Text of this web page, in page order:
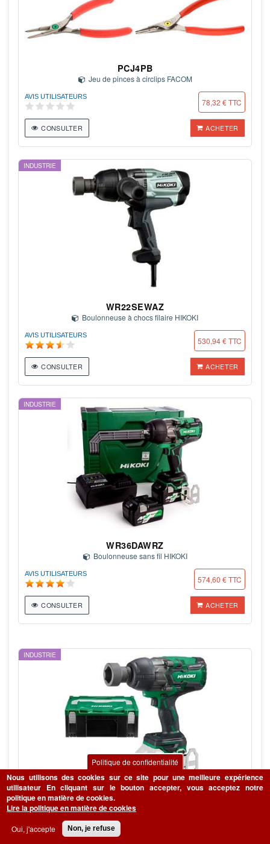
PCJ4PB
Jeu de pinces à circlips FACOM
AVIS UTILISATEURS
78,32 € TTC
CONSULTER ACHETER
INDUSTRIE
WR22SEWAZ
Boulonneuse à chocs filaire HIKOKI
AVIS UTILISATEURS
530,94 € TTC
CONSULTER ACHETER
INDUSTRIE
WR36DAWRZ
Boulonneuse sans fil HIKOKI
AVIS UTILISATEURS
574,60 € TTC
CONSULTER ACHETER
INDUSTRIE
WR36DAW2Z
Boulonneuse sans fil HIKOKI
AVIS UTILISATEURS
Politique de confidentialité
Nous utilisons des cookies sur ce site pour une meilleure expérience
utilisateur En cliquant sur le bouton accepter, vous acceptez notre
politique en matière de cookies.
Lire la politique en matière de cookies
Oui, j'accepte Non, je refuse